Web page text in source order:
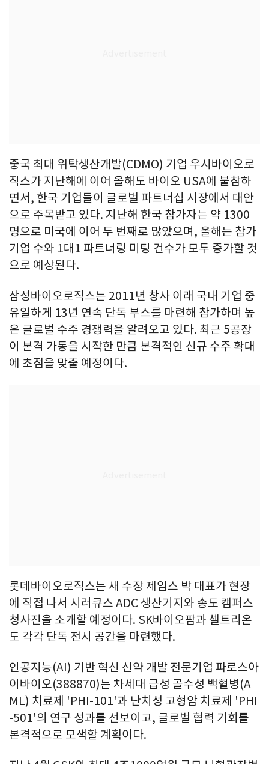
중국 최대 위탁생산개발(CDMO) 기업 우시바이오로
직스가 지난해에 이어 올해도 바이오 USA에 불참하
면서, 한국 기업들이 글로벌 파트너십 시장에서 대안
으로 주목받고 있다. 지난해 한국 참가자는 약 1300
명으로 미국에 이어 두 번째로 많았으며, 올해는 참가
기업 수와 1대1 파트너링 미팅 건수가 모두 증가할 것
으로 예상된다.
삼성바이오로직스는 2011년 창사 이래 국내 기업 중
유일하게 13년 연속 단독 부스를 마련해 참가하며 높
은 글로벌 수주 경쟁력을 알려오고 있다. 최근 5공장
이 본격 가동을 시작한 만큼 본격적인 신규 수주 확대
에 초점을 맞출 예정이다.
롯데바이오로직스는 새 수장 제임스 박 대표가 현장
에 직접 나서 시러큐스 ADC 생산기지와 송도 캠퍼스
청사진을 소개할 예정이다. SK바이오팜과 셀트리온
도 각각 단독 전시 공간을 마련했다.
인공지능(AI) 기반 혁신 신약 개발 전문기업 파로스아
이바이오(388870)는 차세대 급성 골수성 백혈병(A
ML) 치료제 'PHI-101'과 난치성 고형암 치료제 'PHI
-501'의 연구 성과를 선보이고, 글로벌 협력 기회를
본격적으로 모색할 계획이다.